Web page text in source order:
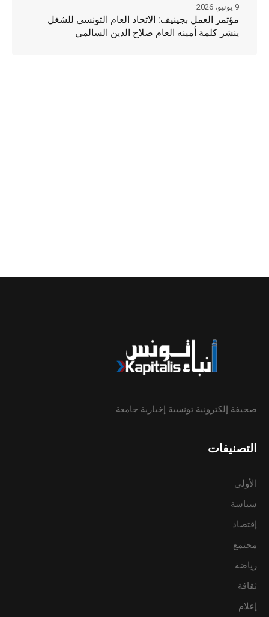
مؤتمر العمل بجينيف: الاتحاد العام التونسي للشغل
ينشر كلمة أمينه العام صلاح الدين السالمي
9 يونيو، 2026
صحيفة إلكترونية تونسية إخبارية جامعة.
التصنيفات
الأولى
سياسة
إقتصاد
مجتمع
رياضة
ثقافة
إعلام